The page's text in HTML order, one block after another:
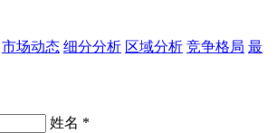
市场动态 细分分析 区域分析 竞争格局 最
姓名 *